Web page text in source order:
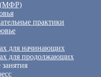
(МФР)
практики
для начинающих
для продолжающих